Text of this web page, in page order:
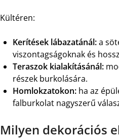
Kültéren:
Kerítések lábazatánál:a
viszontagságoknak és
Teraszok kialakításánál:
részek burkolására.
Homlokzatokon: ha az
falburkolat nagyszerű
Milyen dekorációs